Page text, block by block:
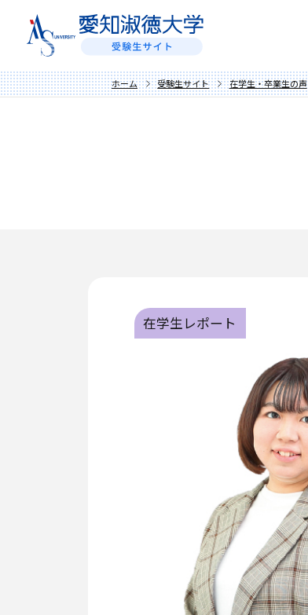
ホーム 受験生サイト 在学生・卒業生の声
在学生レポート